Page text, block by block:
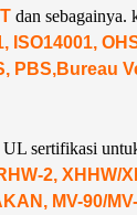
dan sebagainya.
ISO14001,
PBS,Bureau
UL sertifikasi
2, XHHW/
MV-90/